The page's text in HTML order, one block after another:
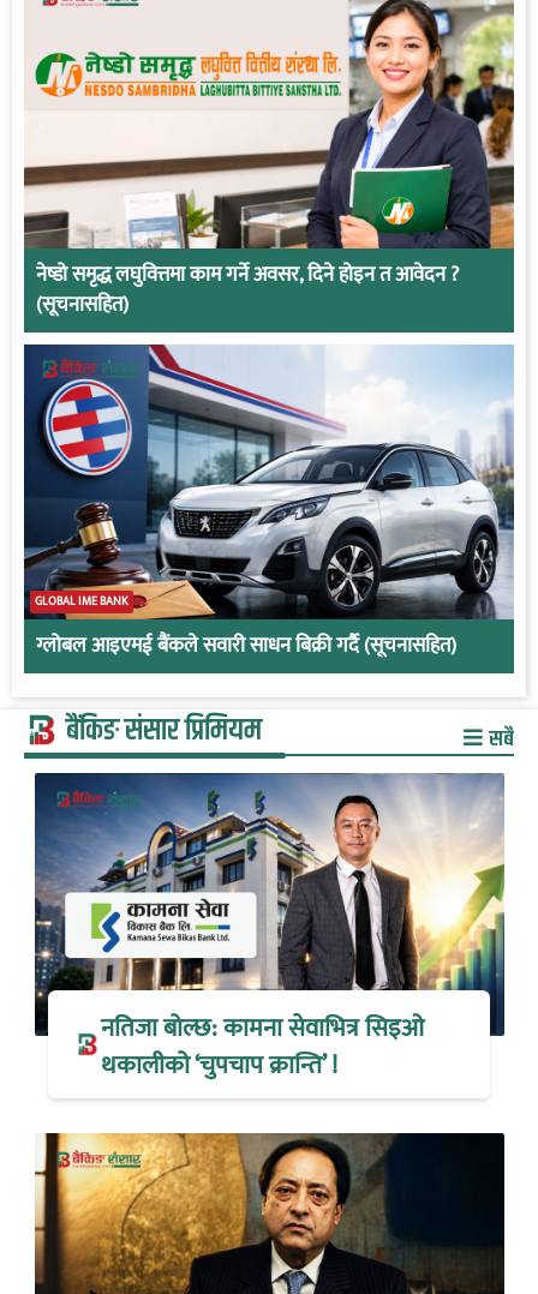
नेष्डो समृद्ध लघुवित्तमा काम गर्ने अवसर, दिने होइन त आवेदन ?
(सूचनासहित)
GLOBAL IME BANK
ग्लोबल आइएमई बैंकले सवारी साधन बिक्री गर्दै (सूचनासहित)
बैंकिङ संसार प्रिमियम सबै
नतिजा बोल्छ: कामना सेवाभित्र सिइओ
थकालीको ‘चुपचाप क्रान्ति’ !